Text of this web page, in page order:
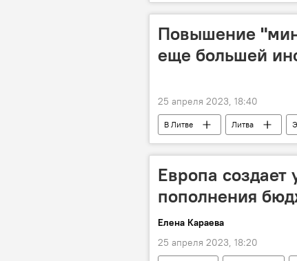
Повышение
еще большей
25 апреля 2023, 18:40
В Литве Литва
минимальная зарплата
Европа создает
пополнения
Елена Караева
25 апреля 2023, 18:20